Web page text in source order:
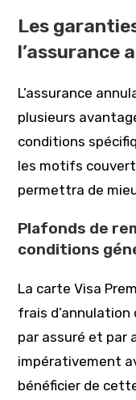
Les
l’assurance
L’assurance
plusieurs
conditions
les motifs
permettra de
Plafonds de
conditions
La carte Visa
frais
par assuré et par
impérativement
bénéficier de